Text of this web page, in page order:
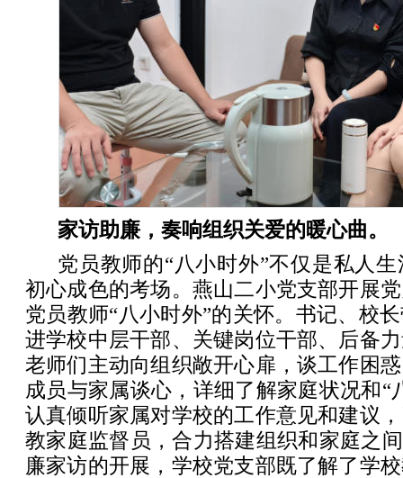
家访助廉，奏响组织关爱的暖心曲。
党员教师的“八小时外”不仅是私人
初心成色的考场。燕山二小党支部开展
党员教师“八小时外”的关怀。书记、校
进学校中层干部、关键岗位干部、后备
老师们主动向组织敞开心扉，谈工作困
成员与家属谈心，详细了解家庭状况和“
认真倾听家属对学校的工作意见和建议
教家庭监督员，合力搭建组织和家庭之
廉家访的开展，学校党支部既了解了学